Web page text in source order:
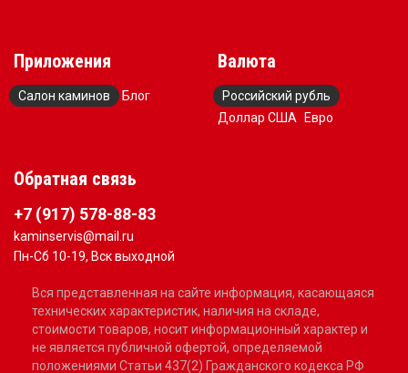
Приложения
Салон каминов Блог
Валюта
Российский рубль
Доллар США
Евро
Обратная связь
+7 (917) 578-88-83
kaminservis@mail.ru
Пн-Сб 10-19, Вск выходной
Вся представленная на сайте информация, касающаяся
технических характеристик, наличия на складе,
стоимости товаров, носит информационный характер и
не является публичной офертой, определяемой
положениями Статьи 437(2) Гражданского кодекса РФ